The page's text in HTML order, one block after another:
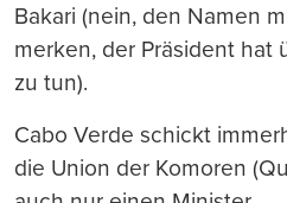
Bakari (nein, den Namen
merken, der Präsident hat
zu tun).
Cabo Verde schickt
die Union der Komoren